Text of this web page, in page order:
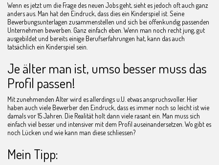
Wenn es jetzt um die Frage des neuen Jobs geht, sieht es jedoch oft auch ganz
anders aus. Man hat den Eindruck, dass dies ein Kinderspiel ist. Seine
Bewerbungsunterlagen zusammenstellen und sich bei offenkundig passenden
Unternehmen bewerben. Ganz einfach eben. Wenn man noch recht jung, gut
ausgebildet und bereits einige Berufserfahrungen hat, kann das auch
tatsächlich ein Kinderspiel sein.
Je älter man ist, umso besser muss das
Profil passen!
Mit zunehmenden Alter wird es allerdings u.U. etwas anspruchsvoller. Hier
haben auch viele Bewerber den Eindruck, dass es immer noch so leicht ist wie
damals vor 15 Jahren. Die Realität holt dann viele rasant ein. Man muss sich
einfach viel besser und intensiver mit dem Profil auseinandersetzen. Wo gibt es
noch Lücken und wie kann man diese schliessen?
Mein Tipp: